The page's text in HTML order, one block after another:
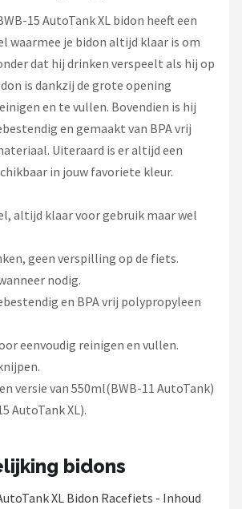
15 AutoTank XL bidon heeft een
waarmee je bidon altijd klaar is om
dat hij drinken verspeelt als hij op
is dankzij de grote opening
en te vullen. Bovendien is hij
en gemaakt van BPA vrij
Uiteraard is er altijd een
in jouw favoriete kleur.
altijd klaar voor gebruik maar wel
geen verspilling op de fiets.
nodig.
en BPA vrij polypropyleen
eenvoudig reinigen en vullen.
versie van 550ml(BWB-11 AutoTank)
AutoTank XL).
bidons
XL Bidon Racefiets - Inhoud